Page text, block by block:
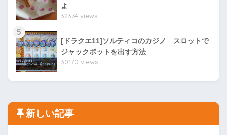
よ
32374 views
5
[ドラクエ11]ソルティコのカジノ スロットで
ジャックポットを出す方法
30170 views
新しい記事